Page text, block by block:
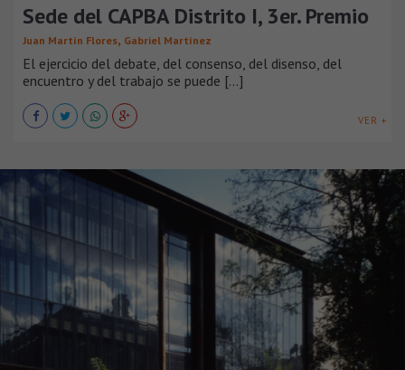
Sede del CAPBA Distrito I, 3er. Premio
Juan Martín Flores, Gabriel Martínez
El ejercicio del debate, del consenso, del disenso, del
encuentro y del trabajo se puede [...]
VER +